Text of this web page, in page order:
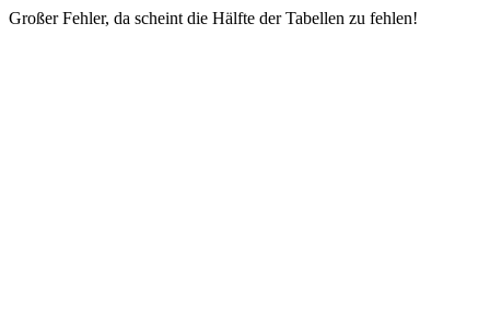
Großer Fehler, da scheint die Hälfte der Tabellen zu fehlen!